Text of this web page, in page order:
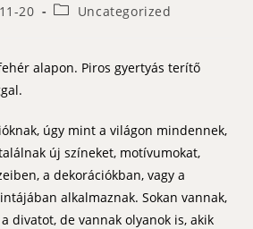
20
PostUncategorized
alapon. Piros gyertyás terítő
úgy mint a világon mindennek,
új színeket, motívumokat,
a dekorációkban, vagy a
alkalmaznak. Sokan vannak,
divatot, de vannak olyanok is, akik